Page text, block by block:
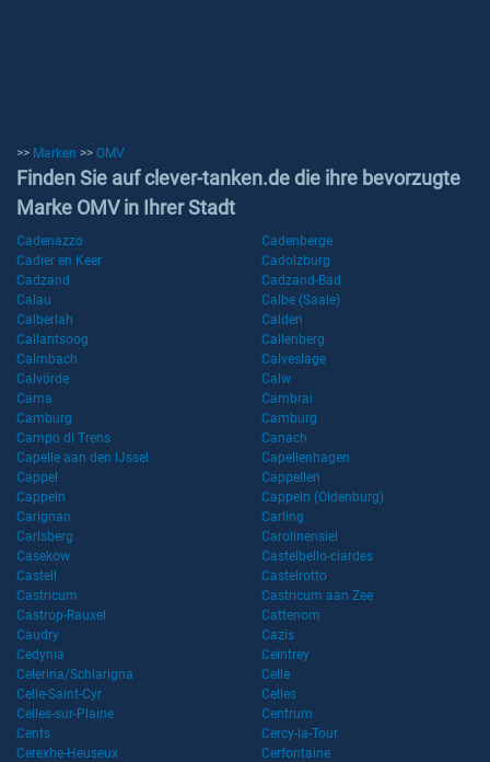
>> Marken >> OMV
Finden Sie auf clever-tanken.de die ihre bevorzugte
Marke OMV in Ihrer Stadt
Cadenazzo
Cadenberge
Cadier en Keer
Cadolzburg
Cadzand
Cadzand-Bad
Calau
Calbe (Saale)
Calberlah
Calden
Callantsoog
Callenberg
Calmbach
Calveslage
Calvörde
Calw
Cama
Cambrai
Camburg
Camburg
Campo di Trens
Canach
Capelle aan den IJssel
Capellenhagen
Cappel
Cappellen
Cappeln
Cappeln (Oldenburg)
Carignan
Carling
Carlsberg
Carolinensiel
Casekow
Castelbello-ciardes
Castell
Castelrotto
Castricum
Castricum aan Zee
Castrop-Rauxel
Cattenom
Caudry
Cazis
Cedynia
Ceintrey
Celerina/Schlarigna
Celle
Celle-Saint-Cyr
Celles
Celles-sur-Plaine
Centrum
Cents
Cercy-la-Tour
Cerexhe-Heuseux
Cerfontaine